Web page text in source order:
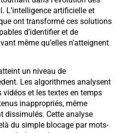
L’intelligence artificielle et
ont transformé ces solutions
d’identifier et de
même qu’elles n’atteignent
un niveau de
Les algorithmes analysent
et les textes en temps
inappropriés, même
dissimulés. Cette analyse
du simple blocage par mots-